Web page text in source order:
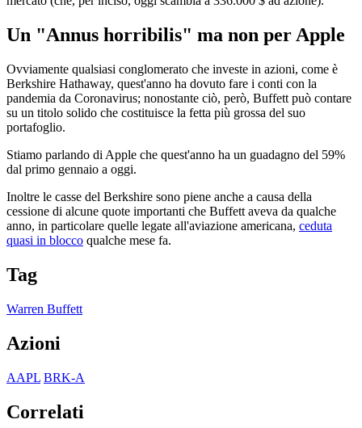
Un "Annus horribilis" ma non per Apple
Ovviamente qualsiasi conglomerato che investe in azioni, come è
Berkshire Hathaway, quest'anno ha dovuto fare i conti con la
pandemia da Coronavirus; nonostante ciò, però, Buffett può contare
su un titolo solido che costituisce la fetta più grossa del suo
portafoglio.
Stiamo parlando di Apple che quest'anno ha un guadagno del 59%
dal primo gennaio a oggi.
Inoltre le casse del Berkshire sono piene anche a causa della
cessione di alcune quote importanti che Buffett aveva da qualche
anno, in particolare quelle legate all'aviazione americana, ceduta
quasi in blocco qualche mese fa.
Tag
Warren Buffett
Azioni
AAPL BRK-A
Correlati